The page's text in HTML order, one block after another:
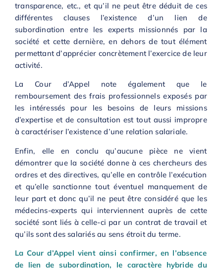
transparence, etc., et qu’il ne peut être déduit de ces
différentes clauses l’existence d’un lien de
subordination entre les experts missionnés par la
société et cette dernière, en dehors de tout élément
permettant d’apprécier concrètement l’exercice de leur
activité.
La Cour d’Appel note également que le
remboursement des frais professionnels exposés par
les intéressés pour les besoins de leurs missions
d’expertise et de consultation est tout aussi impropre
à caractériser l’existence d’une relation salariale.
Enfin, elle en conclu qu’aucune pièce ne vient
démontrer que la société donne à ces chercheurs des
ordres et des directives, qu’elle en contrôle l’exécution
et qu’elle sanctionne tout éventuel manquement de
leur part et donc qu’il ne peut être considéré que les
médecins-experts qui interviennent auprès de cette
société sont liés à celle-ci par un contrat de travail et
qu’ils sont des salariés au sens étroit du terme.
La Cour d’Appel vient ainsi confirmer, en l’absence
de lien de subordination, le caractère hybride du